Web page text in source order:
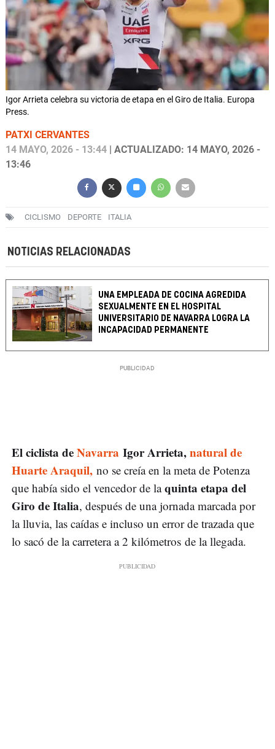
Igor Arrieta celebra su victoria de etapa en el Giro de Italia. Europa
Press.
PATXI CERVANTES
14 MAYO, 2026 - 13:44 | ACTUALIZADO: 14 MAYO, 2026 -
13:46
CICLISMO DEPORTE ITALIA
NOTICIAS RELACIONADAS
UNA EMPLEADA DE COCINA AGREDIDA
SEXUALMENTE EN EL HOSPITAL
UNIVERSITARIO DE NAVARRA LOGRA LA
INCAPACIDAD PERMANENTE
El ciclista deNavarra Igor Arrieta,natural de
Huarte Araquil, no se creía en la meta de Potenza
que había sido el vencedor de laquinta etapa del
Giro de Italia, después de una jornada marcada por
la lluvia, las caídas e incluso un error de trazada que
lo sacó de la carretera a 2 kilómetros de la llegada.